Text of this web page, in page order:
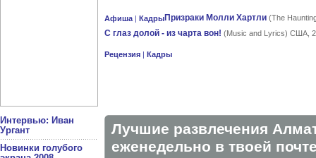
Интервью: Иван
Ургант
Новинки голубого
Призраки Молли Хартли (The
Афиша | Кадры
С глаз долой - из чарта вон! (Music and Lyrics) США,
Рецензия | Кадры
Лучшие развлечения
eженедельно в твоей